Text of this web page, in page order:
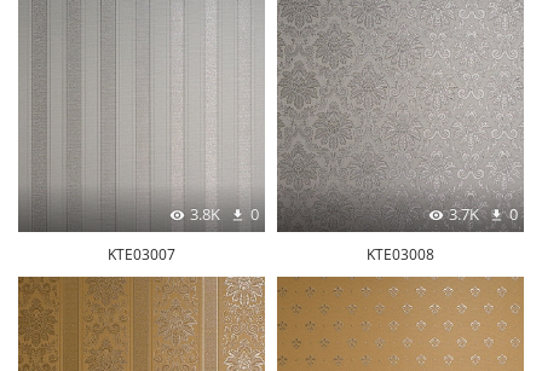
3.8K 0
KTE03007
3.7K 0
KTE03008